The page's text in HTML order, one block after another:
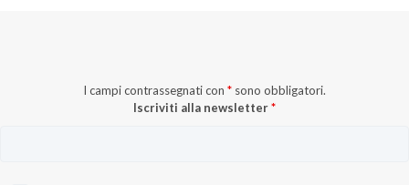
I campi contrassegnati con * sono obbligatori.
Iscriviti alla newsletter*